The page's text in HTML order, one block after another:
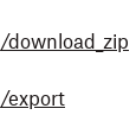
/download_zip
/export